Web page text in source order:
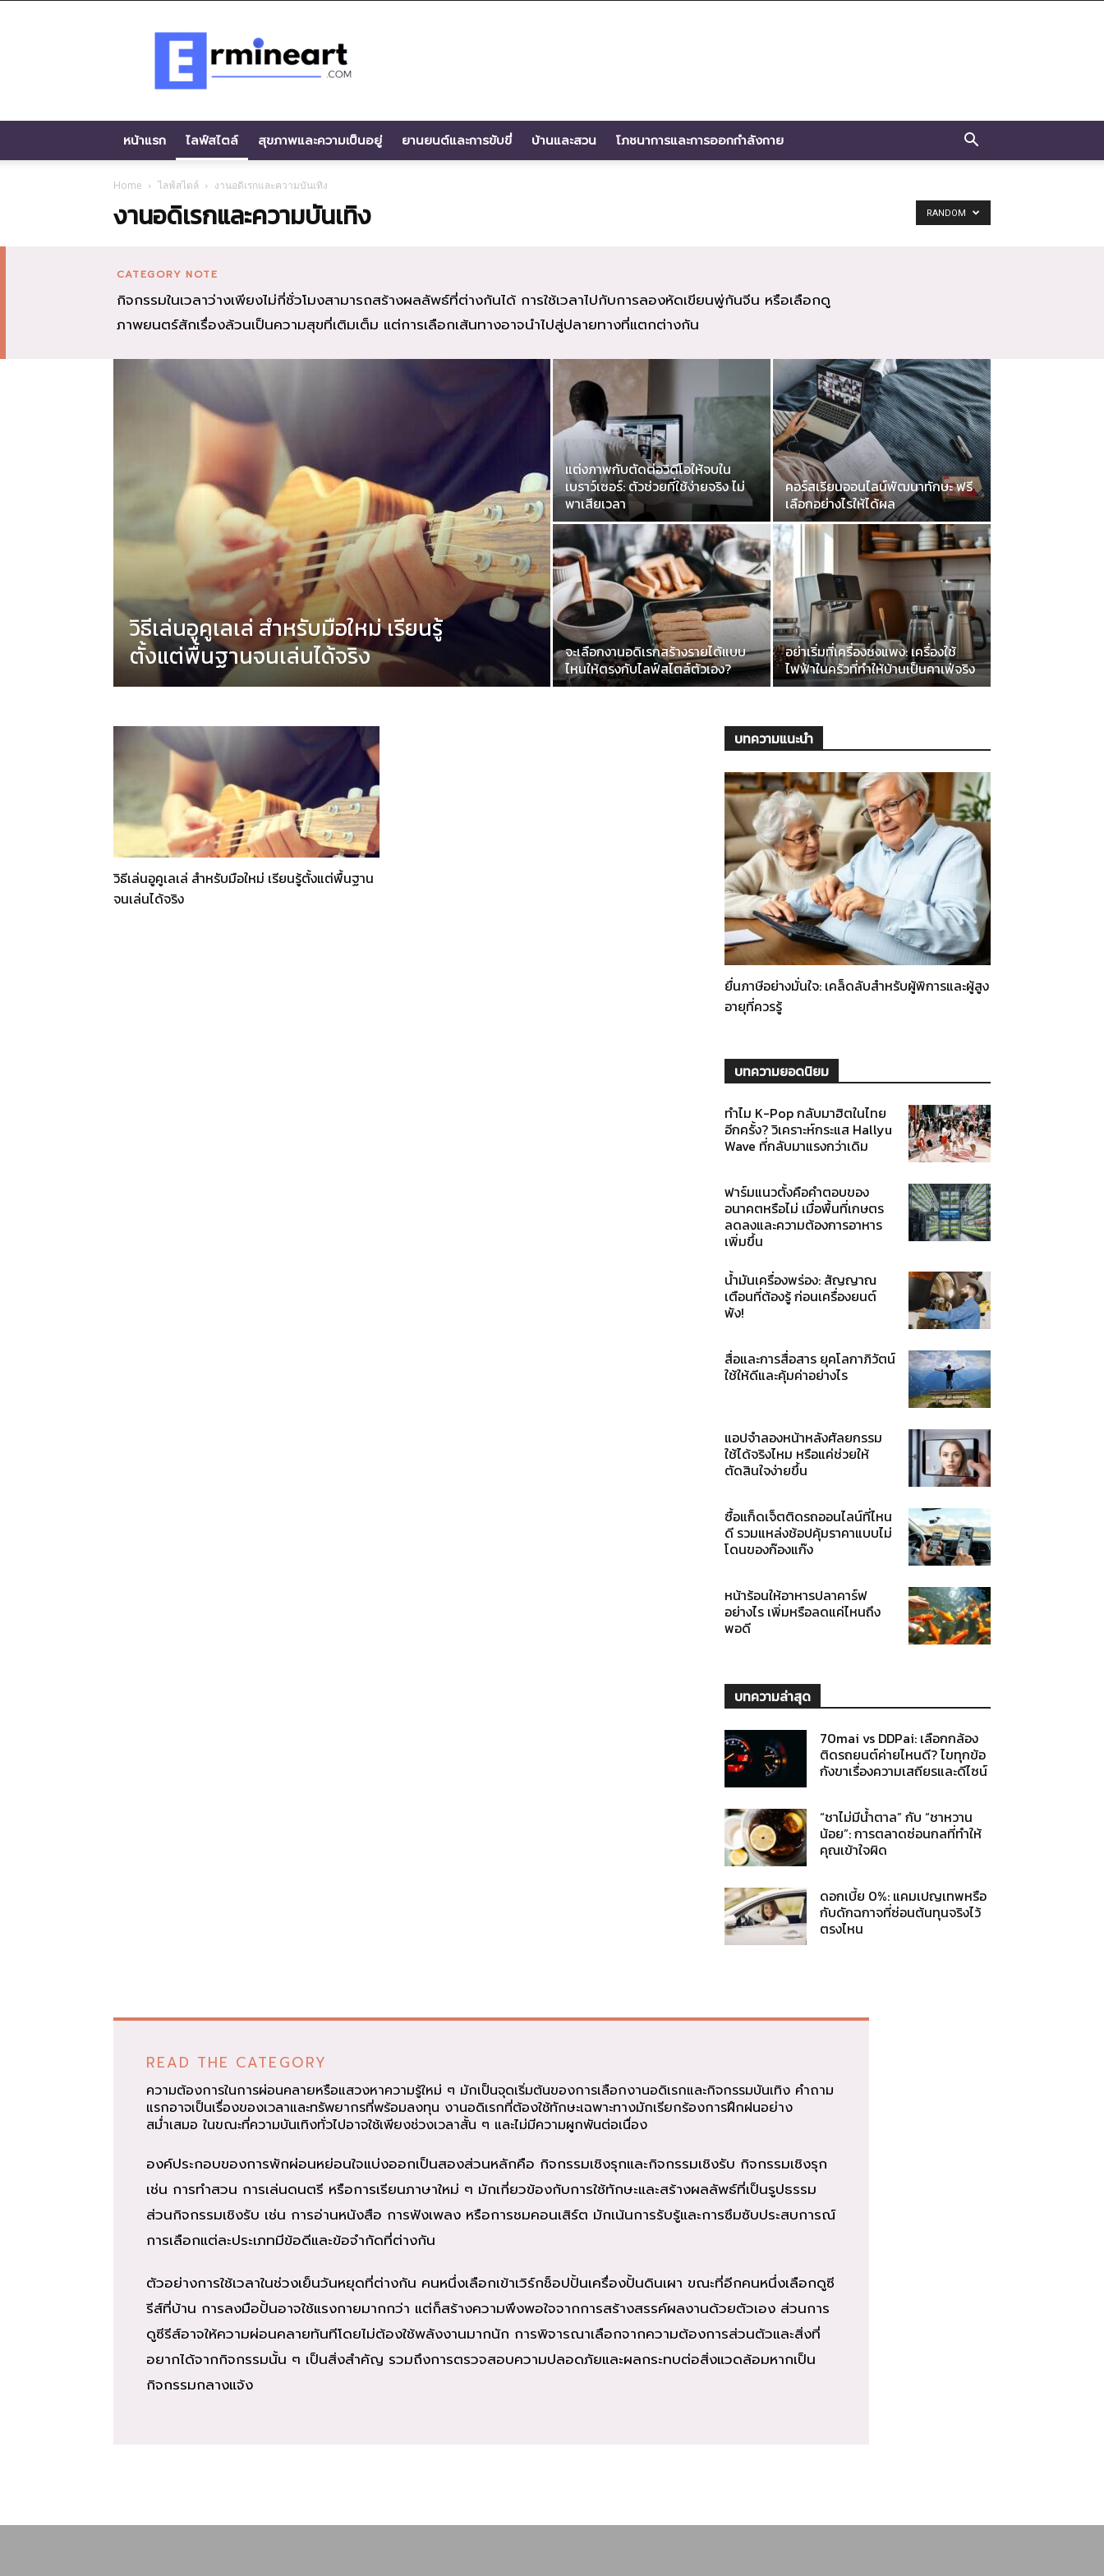
หน้าแรก ไลฟ์สไตล์ สุขภาพและความเป็นอยู่ ยานยนต์และการขับขี่ บ้านและสวน โภชนาการและการออกกำลังกาย
Home ไลฟ์สไตล์ งานอดิเรกและความบันเทิง
งานอดิเรกและความบันเทิง RANDOM
CATEGORY NOTE
กิจกรรมในเวลาว่างเพียงไม่กี่ชั่วโมงสามารถสร้างผลลัพธ์ที่ต่างกันได้ การใช้เวลาไปกับการลองหัดเขียนพู่กันจีน หรือเลือกดู
ภาพยนตร์สักเรื่องล้วนเป็นความสุขที่เติมเต็ม แต่การเลือกเส้นทางอาจนำไปสู่ปลายทางที่แตกต่างกัน
วิธีเล่นอูคูเลเล่ สำหรับมือใหม่ เรียนรู้
ตั้งแต่พื้นฐานจนเล่นได้จริง
แต่งภาพกับตัดต่อวิดีโอให้จบใน
เบราว์เซอร์: ตัวช่วยที่ใช้ง่ายจริง ไม่
พาเสียเวลา
คอร์สเรียนออนไลน์พัฒนาทักษะ ฟรี
เลือกอย่างไรให้ได้ผล
จะเลือกงานอดิเรกสร้างรายได้แบบ
ไหนให้ตรงกับไลฟ์สไตล์ตัวเอง?
อย่าเริ่มที่เครื่องชงแพง: เครื่องใช้
ไฟฟ้าในครัวที่ทำให้บ้านเป็นคาเฟ่จริง
วิธีเล่นอูคูเลเล่ สำหรับมือใหม่ เรียนรู้ตั้งแต่พื้นฐาน
จนเล่นได้จริง
บทความแนะนำ
ยื่นภาษีอย่างมั่นใจ: เคล็ดลับสำหรับผู้พิการและผู้สูง
อายุที่ควรรู้
บทความยอดนิยม
ทำไม K-Pop กลับมาฮิตในไทย
อีกครั้ง? วิเคราะห์กระแส Hallyu
Wave ที่กลับมาแรงกว่าเดิม
ฟาร์มแนวตั้งคือคำตอบของ
อนาคตหรือไม่ เมื่อพื้นที่เกษตร
ลดลงและความต้องการอาหาร
เพิ่มขึ้น
น้ำมันเครื่องพร่อง: สัญญาณ
เตือนที่ต้องรู้ ก่อนเครื่องยนต์
พัง!
สื่อและการสื่อสาร ยุคโลกาภิวัตน์
ใช้ให้ดีและคุ้มค่าอย่างไร
แอปจำลองหน้าหลังศัลยกรรม
ใช้ได้จริงไหม หรือแค่ช่วยให้
ตัดสินใจง่ายขึ้น
ซื้อแก็ดเจ็ตติดรถออนไลน์ที่ไหน
ดี รวมแหล่งช้อปคุ้มราคาแบบไม่
โดนของก๊องแก๊ง
หน้าร้อนให้อาหารปลาคาร์ฟ
อย่างไร เพิ่มหรือลดแค่ไหนถึง
พอดี
บทความล่าสุด
70mai vs DDPai: เลือกกล้อง
ติดรถยนต์ค่ายไหนดี? ไขทุกข้อ
กังขาเรื่องความเสถียรและดีไซน์
“ชาไม่มีน้ำตาล” กับ “ชาหวาน
น้อย”: การตลาดซ่อนกลที่ทำให้
คุณเข้าใจผิด
ดอกเบี้ย 0%: แคมเปญเทพหรือ
กับดักฉกาจที่ซ่อนต้นทุนจริงไว้
ตรงไหน
READ THE CATEGORY
ความต้องการในการผ่อนคลายหรือแสวงหาความรู้ใหม่ ๆ มักเป็นจุดเริ่มต้นของการเลือกงานอดิเรกและกิจกรรมบันเทิง คำถาม
แรกอาจเป็นเรื่องของเวลาและทรัพยากรที่พร้อมลงทุน งานอดิเรกที่ต้องใช้ทักษะเฉพาะทางมักเรียกร้องการฝึกฝนอย่าง
สม่ำเสมอ ในขณะที่ความบันเทิงทั่วไปอาจใช้เพียงช่วงเวลาสั้น ๆ และไม่มีความผูกพันต่อเนื่อง
องค์ประกอบของการพักผ่อนหย่อนใจแบ่งออกเป็นสองส่วนหลักคือ กิจกรรมเชิงรุกและกิจกรรมเชิงรับ กิจกรรมเชิงรุก
เช่น การทำสวน การเล่นดนตรี หรือการเรียนภาษาใหม่ ๆ มักเกี่ยวข้องกับการใช้ทักษะและสร้างผลลัพธ์ที่เป็นรูปธรรม
ส่วนกิจกรรมเชิงรับ เช่น การอ่านหนังสือ การฟังเพลง หรือการชมคอนเสิร์ต มักเน้นการรับรู้และการซึมซับประสบการณ์
การเลือกแต่ละประเภทมีข้อดีและข้อจำกัดที่ต่างกัน
ตัวอย่างการใช้เวลาในช่วงเย็นวันหยุดที่ต่างกัน คนหนึ่งเลือกเข้าเวิร์กช็อปปั้นเครื่องปั้นดินเผา ขณะที่อีกคนหนึ่งเลือกดูซี
รีส์ที่บ้าน การลงมือปั้นอาจใช้แรงกายมากกว่า แต่ก็สร้างความพึงพอใจจากการสร้างสรรค์ผลงานด้วยตัวเอง ส่วนการ
ดูซีรีส์อาจให้ความผ่อนคลายทันทีโดยไม่ต้องใช้พลังงานมากนัก การพิจารณาเลือกจากความต้องการส่วนตัวและสิ่งที่
อยากได้จากกิจกรรมนั้น ๆ เป็นสิ่งสำคัญ รวมถึงการตรวจสอบความปลอดภัยและผลกระทบต่อสิ่งแวดล้อมหากเป็น
กิจกรรมกลางแจ้ง